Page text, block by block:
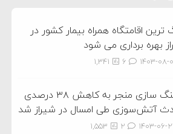
ترین اقامتگاه همراه بیمار کشور در
بهره برداری می شود
۰۸-۰۹ 1,341
فرهنگ سازی منجر به کاهش ۳۸ درصدی
آتش‌سوزی طی امسال در شیراز شد
۰۶-۲۷ 1,553